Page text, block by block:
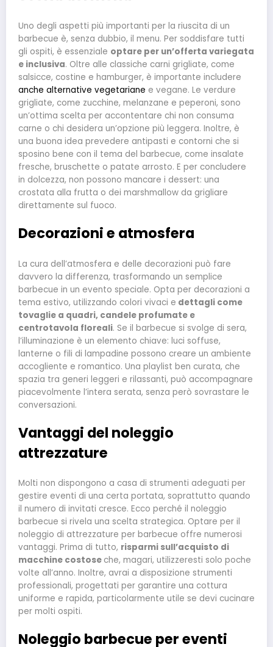
Uno degli aspetti più importanti per la riuscita di un
barbecue è, senza dubbio, il menu. Per soddisfare tutti
gli ospiti, è essenziale optare per un’offerta variegata
e inclusiva. Oltre alle classiche carni grigliate, come
salsicce, costine e hamburger, è importante includere
anche alternative vegetariane e vegane. Le verdure
grigliate, come zucchine, melanzane e peperoni, sono
un’ottima scelta per accontentare chi non consuma
carne o chi desidera un’opzione più leggera. Inoltre, è
una buona idea prevedere antipasti e contorni che si
sposino bene con il tema del barbecue, come insalate
fresche, bruschette o patate arrosto. E per concludere
in dolcezza, non possono mancare i dessert: una
crostata alla frutta o dei marshmallow da grigliare
direttamente sul fuoco.
Decorazioni e atmosfera
La cura dell’atmosfera e delle decorazioni può fare
davvero la differenza, trasformando un semplice
barbecue in un evento speciale. Opta per decorazioni a
tema estivo, utilizzando colori vivaci e dettagli come
tovaglie a quadri, candele profumate e
centrotavola floreali. Se il barbecue si svolge di sera,
l’illuminazione è un elemento chiave: luci soffuse,
lanterne o fili di lampadine possono creare un ambiente
accogliente e romantico. Una playlist ben curata, che
spazia tra generi leggeri e rilassanti, può accompagnare
piacevolmente l’intera serata, senza però sovrastare le
conversazioni.
Vantaggi del noleggio
attrezzature
Molti non dispongono a casa di strumenti adeguati per
gestire eventi di una certa portata, soprattutto quando
il numero di invitati cresce. Ecco perché il noleggio
barbecue si rivela una scelta strategica. Optare per il
noleggio di attrezzature per barbecue offre numerosi
vantaggi. Prima di tutto, risparmi sull’acquisto di
macchine costose che, magari, utilizzeresti solo poche
volte all’anno. Inoltre, avrai a disposizione strumenti
professionali, progettati per garantire una cottura
uniforme e rapida, particolarmente utile se devi cucinare
per molti ospiti.
Noleggio barbecue per eventi